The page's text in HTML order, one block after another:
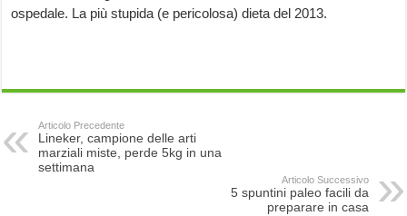
ospedale. La più stupida (e pericolosa) dieta del 2013.
Articolo Precedente
Lineker, campione delle arti
marziali miste, perde 5kg in una
settimana
Articolo Successivo
5 spuntini paleo facili da
preparare in casa